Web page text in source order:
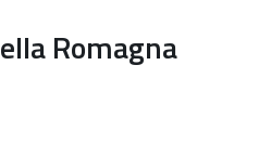
Romagna